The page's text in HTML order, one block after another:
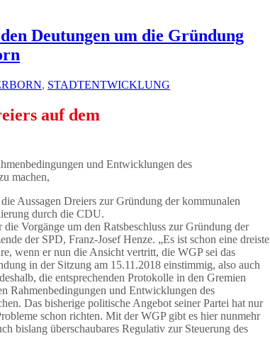
Deutungen um die Gründung
, STADTENTWICKLUNG
auf dem
und Entwicklungen des
machen,
Aussagen Dreiers zur Gründung der kommunalen
durch die CDU.
Vorgänge um den Ratsbeschluss zur Gründung der
der SPD, Franz-Josef Henze. „Es ist schon eine dreiste
wenn er nun die Ansicht vertritt, die WGP sei das
in der Sitzung am 15.11.2018 einstimmig, also auch
die entsprechenden Protokolle in den Gremien
Rahmenbedingungen und Entwicklungen des
Das bisherige politische Angebot seiner Partei hat nur
schon richten. Mit der WGP gibt es hier nunmehr
bislang überschaubares Regulativ zur Steuerung des